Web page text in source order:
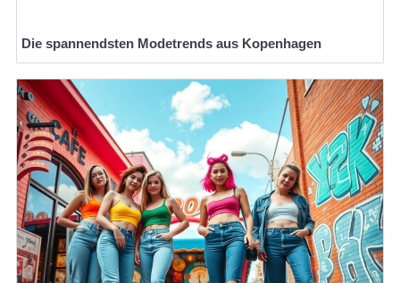
Die spannendsten Modetrends aus Kopenhagen